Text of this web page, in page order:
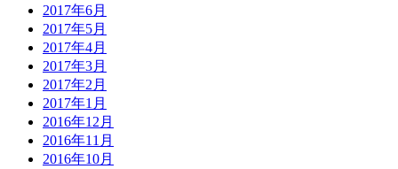
2017年6月
2017年5月
2017年4月
2017年3月
2017年2月
2017年1月
2016年12月
2016年11月
2016年10月